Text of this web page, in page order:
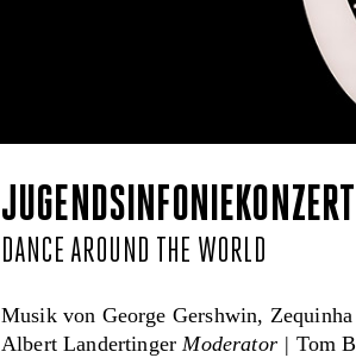
DANCE AROUND THE WORLD
Musik von George Gershwin,
Albert LandertingerModerator | Tom